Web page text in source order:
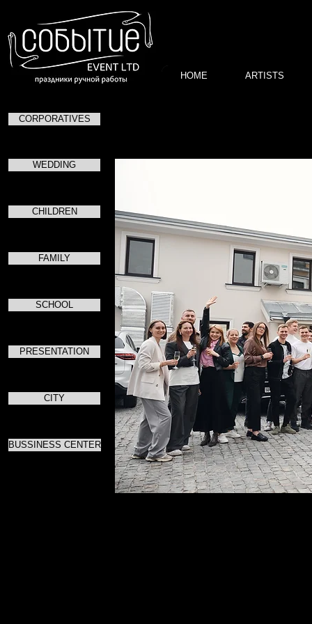
HOME ARTISTS
CORPORATIVES
WEDDING
CHILDREN
FAMILY
SCHOOL
PRESENTATION
CITY
BUSSINESS CENTER